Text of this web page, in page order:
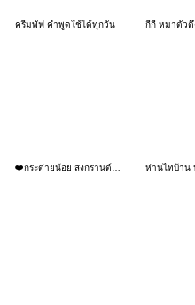
ครีมพัฟ คำพูดใช้ได้ทุกวัน กีกี้ หมาตัวตึ
❤️กระต่ายน้อย สงกรานต์❤️(No Text) ห่านไทบ้าน